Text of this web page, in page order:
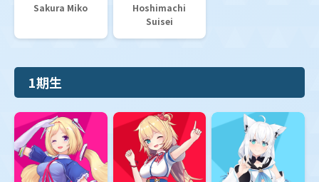
Sakura Miko
Hoshimachi
Suisei
1期生